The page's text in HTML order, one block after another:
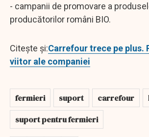
- campanii de promovare a
producătorilor români BIO.
Citește și:Carrefour trece pe plus.
viitor ale companiei
fermieri suport carrefour
suport pentru fermieri